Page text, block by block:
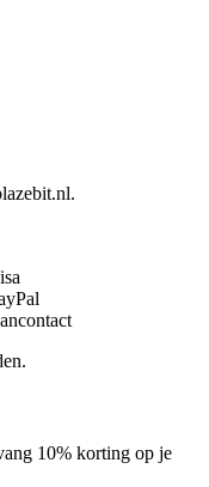
10% korting op je